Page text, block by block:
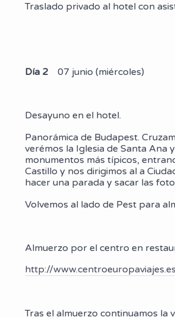
Traslado privado al hotel con
Día 2 07 junio (miércoles)
Desayuno en el hotel.
Panorámica de Budapest.
verémos la Iglesia de Santa Ana
monumentos más típicos,
Castillo y nos dirigimos al a
hacer una parada y sacar las
Volvemos al lado de Pest para
Almuerzo por el centro en
http://
Tras el almuerzo continuamos la